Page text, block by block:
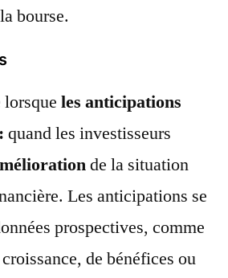
bourse.
les anticipations
quand les investisseurs
de la situation
Les anticipations se
prospectives, comme
de bénéfices ou